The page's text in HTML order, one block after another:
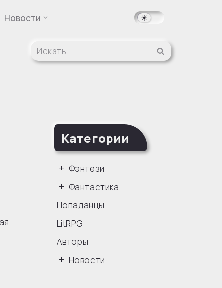
Новости
Категории
Фэнтези
Фантастика
Попаданцы
LitRPG
Авторы
Новости